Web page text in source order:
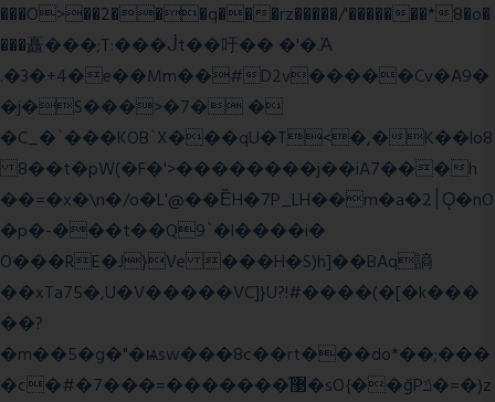
���O>��2���q���rz�����/'�������*8�o�
���矗���;T:���ᒎt��吁�� �'�.Ὰ
.�3�+4�e��Mm��#D2v�����Cv�A9�
�j�S���>�7� �
�C_�`���KOB`X���qU�T<�,�K��lo8
8��t�pW(�F�'>��������j��iA7���h
��=�x�\n�/o�L'@��ȄH�7P_LH��m�a�2׀Ǫ�nO
�p�-���t��Q9`�l����i�
O���RE�J}Ve ���H�S)h]��BAq謪
��xTa75�,U�V�����VC]}U?!#����(�[�k���
��?
�m��5�g�"�ѩsw���8c��rt���do*��;���
�c�#�޳�ͯ������=���7�sO{��ğPݿ�=�)z